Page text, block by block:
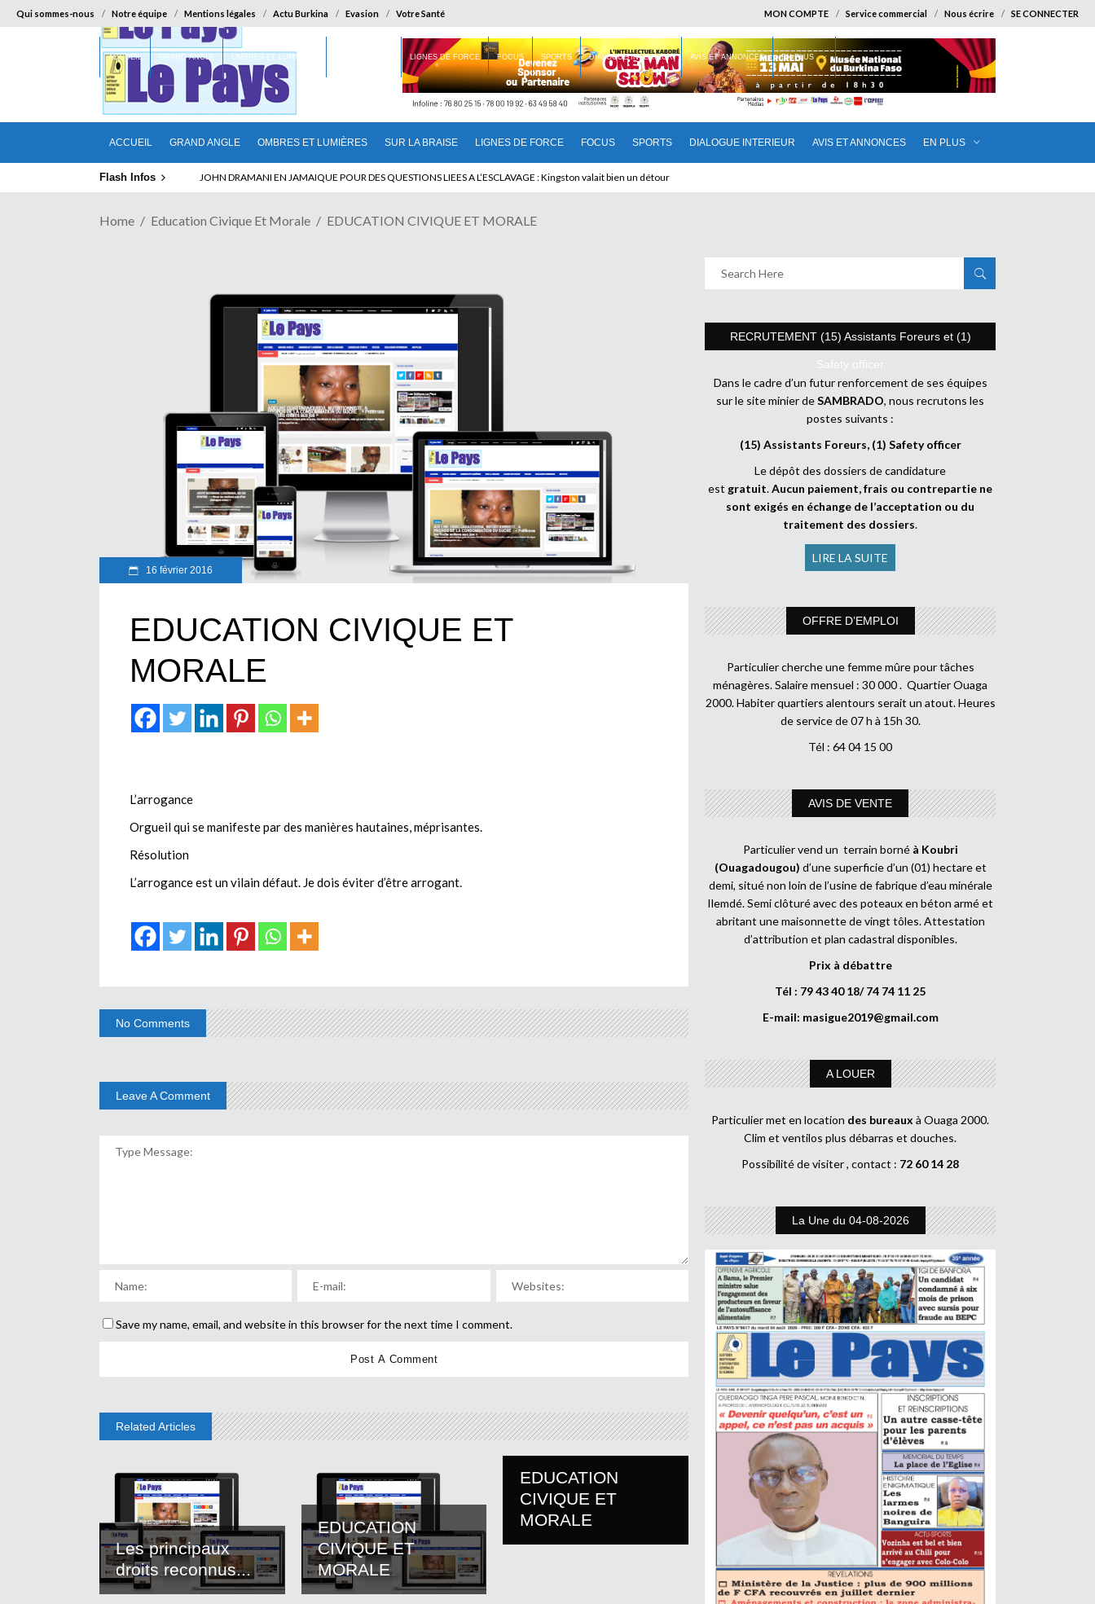
Qui sommes-nous Notre équipe Mentions légales Actu Burkina Evasion Votre Santé MON COMPTE Service commercial Nous écrire SE CONNECTER
ACCUEIL GRAND ANGLE OMBRES ET LUMIÈRES SUR LA BRAISE LIGNES DE FORCE FOCUS SPORTS DIALOGUE INTERIEUR AVIS ET ANNONCES EN PLUS
ACCUEIL GRAND ANGLE OMBRES ET LUMIÈRES LIGNES DE FORCE FOCUS SPORTS DIALOGUE INTERIEUR AVIS ET ANNONCES EN PLUS
Flash Infos ELECTION DE TALON A LA TETE DU SENAT BENINOIS : Quand Patrice quitte le pouvoir sans partir !
Home Education Civique Et Morale EDUCATION CIVIQUE ET MORALE
16 février 2016
EDUCATION CIVIQUE ET
MORALE
L’arrogance
Orgueil qui se manifeste par des manières hautaines, méprisantes.
Résolution
L’arrogance est un vilain défaut. Je dois éviter d’être arrogant.
No Comments
Leave A Comment
Save my name, email, and website in this browser for the next time I comment.
Related Articles
Les principaux
droits reconnus...
EDUCATION
CIVIQUE ET
MORALE
EDUCATION
CIVIQUE ET
MORALE
RECRUTEMENT (15) Assistants Foreurs et (1)
Safety officer
Dans le cadre d’un futur renforcement de ses équipes
sur le site minier deSAMBRADO, nous recrutons les
postes suivants :
(15) Assistants Foreurs, (1) Safety officer
Le dépôt des dossiers de candidature
est gratuit.Aucun paiement, frais ou contrepartie ne
sont exigés en échange de l’acceptation ou du
traitement des dossiers.
LIRE LA SUITE
OFFRE D’EMPLOI
Particulier cherche une femme mûre pour tâches
ménagères. Salaire mensuel : 30 000 . Quartier Ouaga
2000. Habiter quartiers alentours serait un atout. Heures
de service de 07 h à 15h 30.
Tél : 64 04 15 00
AVIS DE VENTE
Particulier vend un terrain borné à Koubri
(Ouagadougou) d’une superficie d’un (01) hectare et
demi, situé non loin de l’usine de fabrique d’eau minérale
Ilemdé. Semi clôturé avec des poteaux en béton armé et
abritant une maisonnette de vingt tôles. Attestation
d’attribution et plan cadastral disponibles.
Prix à débattre
Tél : 79 43 40 18/ 74 74 11 25
E-mail: masigue2019@gmail.com
A LOUER
Particulier met en location des bureaux à Ouaga 2000.
Clim et ventilos plus débarras et douches.
Possibilité de visiter , contact : 72 60 14 28
La Une du 04-08-2026